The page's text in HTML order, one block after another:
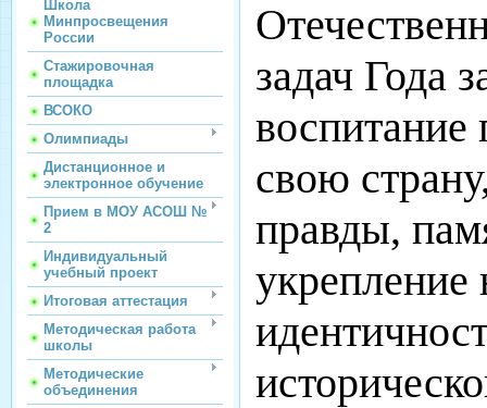
Школа
Минпросвещения
России
Стажировочная
площадка
ВСОКО
Олимпиады
Дистанционное и
электронное обучение
Прием в МОУ АСОШ №
2
Индивидуальный
учебный проект
Итоговая аттестация
Методическая работа
школы
Методические
объединения
задач Года
воспитание
свою
правды,
укрепление